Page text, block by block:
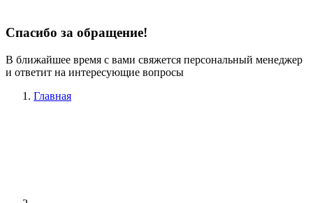
Спасибо за обращение!
В ближайшее время с вами свяжется персональный менеджер
и ответит на интересующие вопросы
Главная